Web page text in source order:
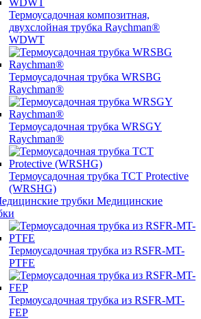
Термоусадочная композитная,
двухслойная трубка Raychman®
WDWT
Термоусадочная трубка WRSBG
Raychman®
Термоусадочная трубка WRSGY
Raychman®
Термоусадочная трубка TCT Protective
(WRSHG)
Медицинские
Термоусадочная трубка из RSFR-MT-
PTFE
Термоусадочная трубка из RSFR-MT-
FEP